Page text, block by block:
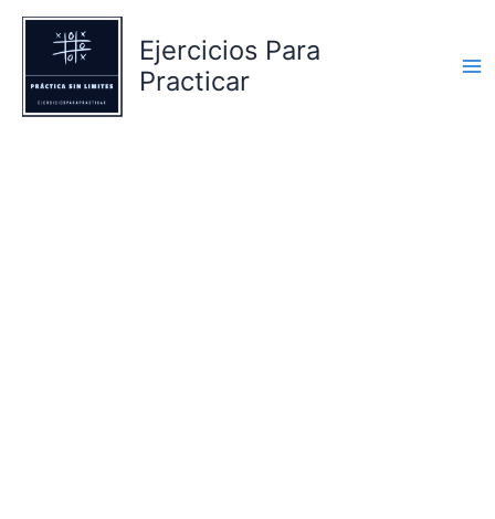
contenido
Ejercicios Para
Practicar